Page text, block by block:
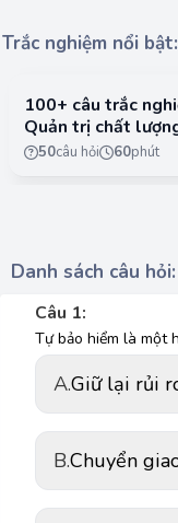
Trắc nghiệm nổi bật:
100+ câu trắc
Quản trị chất
vụ có lời giải chi
50câu hỏi 60phút
Danh sách câu hỏi:
Câu 1:
Tự bảo hiểm là một
A.Giữ lại rủi
B.Chuyển